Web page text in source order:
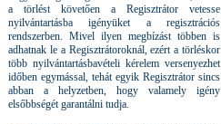
a törlést követően a Regisztrátor vetesse
nyilvántartásba igényüket a regisztrációs
rendszerben. Mivel ilyen megbízást többen is
adhatnak le a Regisztrátoroknál, ezért a törléskor
több nyilvántartásbavételi kérelem versenyezhet
időben egymással, tehát egyik Regisztrátor sincs
abban a helyzetben, hogy valamely igény
elsőbbségét garantálni tudja.